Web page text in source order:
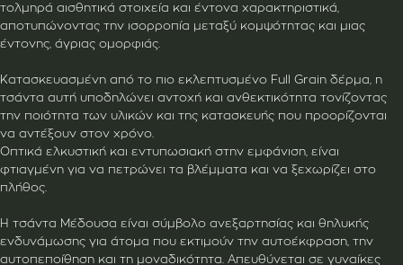
τολμηρά αισθητικά στοιχεία και έντονα χαρακτηριστικά,
αποτυπώνοντας την ισορροπία μεταξύ κομψότητας και μιας
έντονης, άγριας ομορφιάς.
Κατασκευασμένη από το πιο εκλεπτυσμένο Full Grain δέρμα, η
τσάντα αυτή υποδηλώνει αντοχή και ανθεκτικότητα τονίζοντας
την ποιότητα των υλικών και της κατασκευής που προορίζονται
να αντέξουν στον χρόνο.
Οπτικά ελκυστική και εντυπωσιακή στην εμφάνιση, είναι
φτιαγμένη για να πετρώνει τα βλέμματα και να ξεχωρίζει στο
πλήθος.
Η τσάντα Μέδουσα είναι σύμβολο ανεξαρτησίας και θηλυκής
ενδυνάμωσης για άτομα που εκτιμούν την αυτοέκφραση, την
αυτοπεποίθηση και τη μοναδικότητα. Απευθύνεται σε γυναίκες